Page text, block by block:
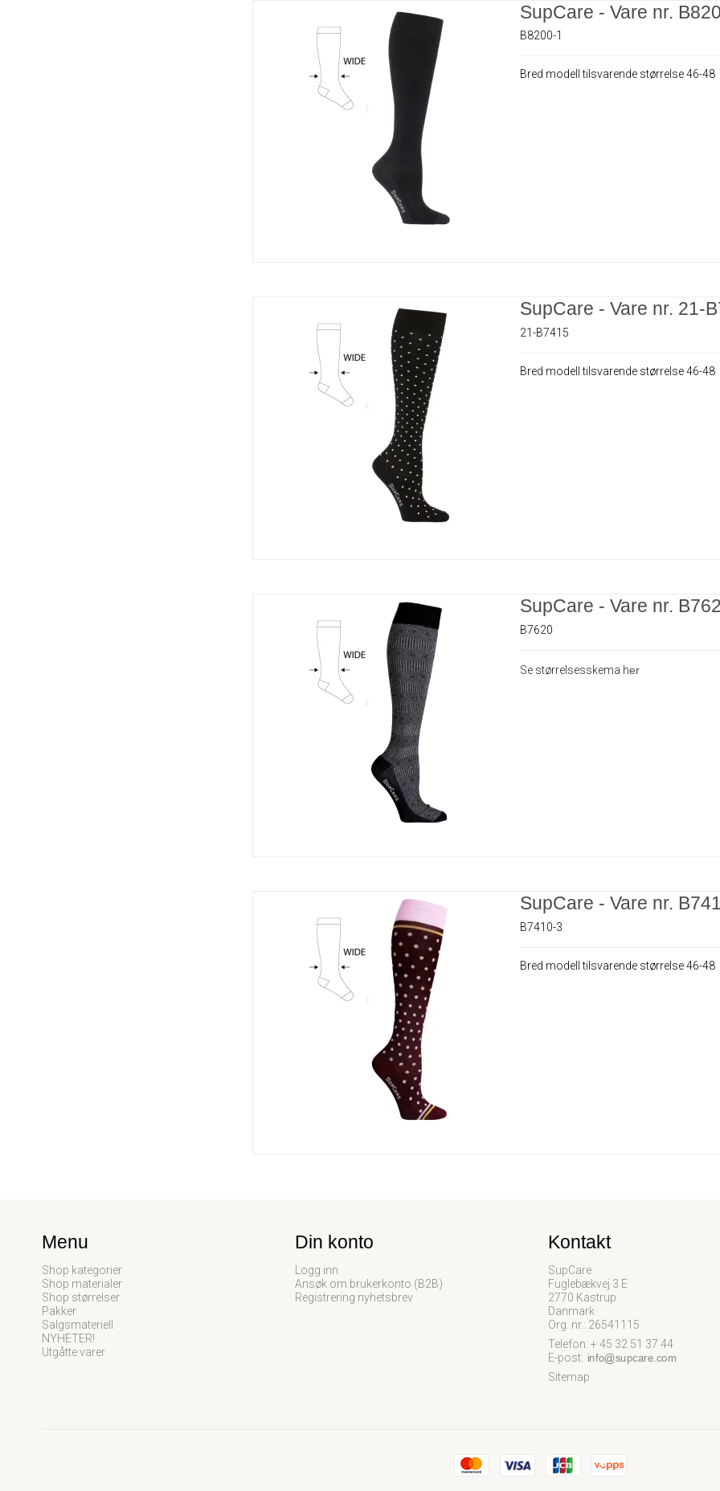
SupCare - Vare nr.
B8200-1
Bred modell tilsvarende størrelse 46-48
SupCare - Vare nr. 21-
21-B7415
Bred modell tilsvarende størrelse 46-48
SupCare - Vare nr.
B7620
Se størrelsesskema her
SupCare - Vare nr.
B7410-3
Bred modell tilsvarende størrelse 46-48
Menu
Shop kategorier
Shop materialer
Shop størrelser
Pakker
Salgsmateriell
NYHETER!
Utgåtte varer
Din konto
Logg inn
Ansøk om brukerkonto (B2B)
Registrering nyhetsbrev
Kontakt
SupCare
Fuglebækvej 3 E
2770 Kastrup
Danmark
Org. nr.: 26541115
Telefon: + 45 32 51 37 44
E-post:
Sitemap